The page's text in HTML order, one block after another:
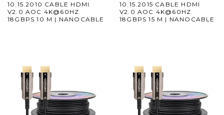
10.15.2010 CABLE HDMI
V2.0 AOC 4K@60HZ
18GBPS 10 M | NANOCABLE
10.15.2015 CABLE HDMI
V2.0 AOC 4K@60HZ
18GBPS 15 M | NANOCABLE